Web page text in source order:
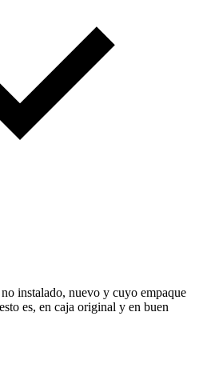
instalado, nuevo y cuyo empaque
es, en caja original y en buen